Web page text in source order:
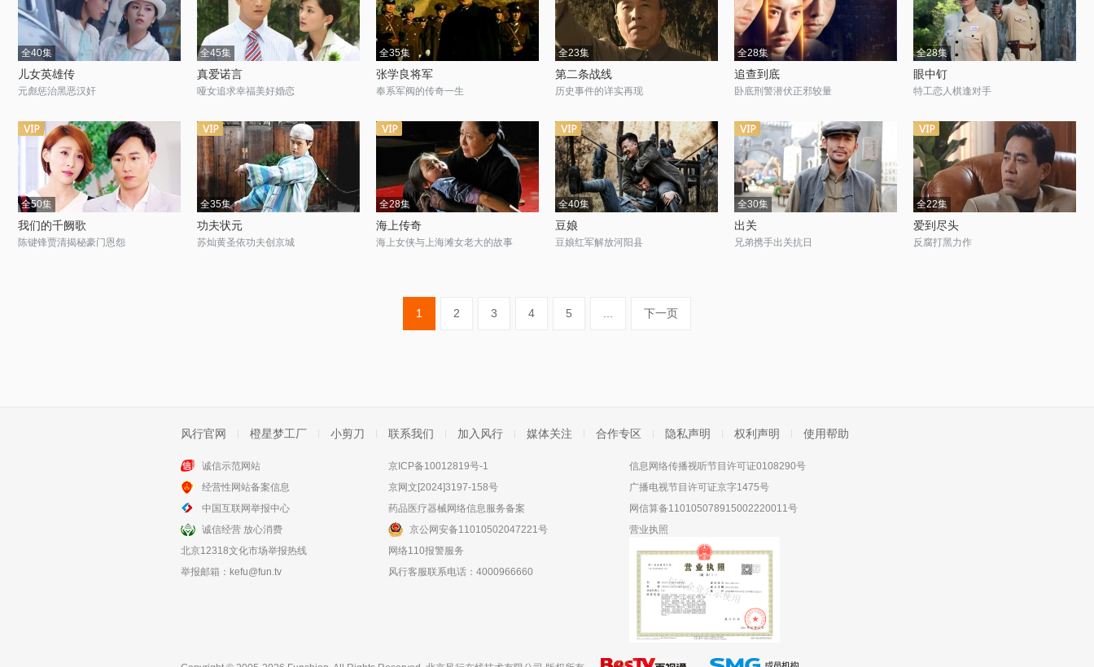
全40集
儿女英雄传
元彪惩治黑恶汉奸
全45集
真爱诺言
哑女追求幸福美好婚恋
全35集
张学良将军
奉系军阀的传奇一生
全23集
第二条战线
历史事件的详实再现
全28集
追查到底
卧底刑警潜伏正邪较量
全28集
眼中钉
特工恋人棋逢对手
全50集
我们的千阙歌
陈键锋贾清揭秘豪门恩怨
全35集
功夫状元
苏灿黄圣依功夫创京城
全28集
海上传奇
海上女侠与上海滩女老大的故事
全40集
豆娘
豆娘红军解放河阳县
全30集
出关
兄弟携手出关抗日
全22集
爱到尽头
反腐打黑力作
1 2 3 4 5 下一页
风行官网 橙星梦工厂 小剪刀 联系我们 加入风行 媒体关注 合作专区 隐私声明 权利声明 使用帮助
诚信示范网站
经营性网站备案信息
中国互联网举报中心
诚信经营 放心消费
北京12318文化市场举报热线
举报邮箱： kefu@fun.tv
京ICP备10012819号-1
京网文[2024]3197-158号
药品医疗器械网络信息服务备案
京公网安备11010502047221号
网络110报警服务
风行客服联系电话：4000966660
信息网络传播视听节目许可证0108290号
广播电视节目许可证京字1475号
网信算备110105078915002220011号
营业执照